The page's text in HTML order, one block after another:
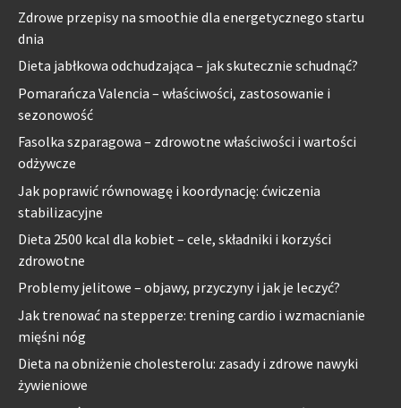
Zdrowe przepisy na smoothie dla energetycznego startu
dnia
Dieta jabłkowa odchudzająca – jak skutecznie schudnąć?
Pomarańcza Valencia – właściwości, zastosowanie i
sezonowość
Fasolka szparagowa – zdrowotne właściwości i wartości
odżywcze
Jak poprawić równowagę i koordynację: ćwiczenia
stabilizacyjne
Dieta 2500 kcal dla kobiet – cele, składniki i korzyści
zdrowotne
Problemy jelitowe – objawy, przyczyny i jak je leczyć?
Jak trenować na stepperze: trening cardio i wzmacnianie
mięśni nóg
Dieta na obniżenie cholesterolu: zasady i zdrowe nawyki
żywieniowe